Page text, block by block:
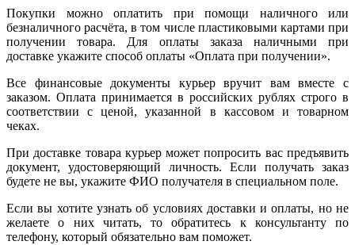
Покупки можно оплатить при помощи наличного или
безналичного расчёта, в том числе пластиковыми картами при
получении товара. Для оплаты заказа наличными при
доставке укажите способ оплаты «Оплата при получении».
Все финансовые документы курьер вручит вам вместе с
заказом. Оплата принимается в российских рублях строго в
соответствии с ценой, указанной в кассовом и товарном
чеках.
При доставке товара курьер может попросить вас предъявить
документ, удостоверяющий личность. Если получать заказ
будете не вы, укажите ФИО получателя в специальном поле.
Если вы хотите узнать об условиях доставки и оплаты, но не
желаете о них читать, то обратитесь к консультанту по
телефону, который обязательно вам поможет.